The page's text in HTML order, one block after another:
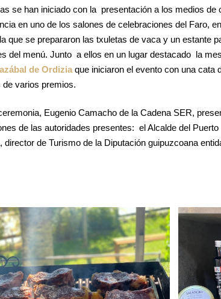
se han iniciado con la presentación a los medios
en uno de los salones de celebraciones del Faro,
que se prepararon las txuletas de vaca y un estante
del menú. Junto a ellos en un lugar destacado la
de Ordizia que iniciaron el evento con una cata
de varios premios.
Eugenio Camacho de la Cadena SER,
de las autoridades presentes: el Alcalde del
director de Turismo de la Diputación guipuzcoana